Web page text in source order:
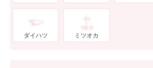
ダイハツ ミツオカ